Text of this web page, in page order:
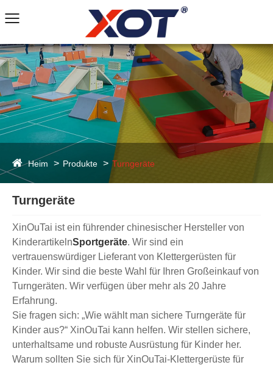
Heim Produkte Turngeräte
Turngeräte
XinOuTai ist ein führender chinesischer Hersteller von
KinderartikelnSportgeräte. Wir sind ein
vertrauenswürdiger Lieferant von Klettergerüsten für
Kinder. Wir sind die beste Wahl für Ihren Großeinkauf von
Turngeräten. Wir verfügen über mehr als 20 Jahre
Erfahrung.
Sie fragen sich: „Wie wählt man sichere Turngeräte für
Kinder aus?“ XinOuTai kann helfen. Wir stellen sichere,
unterhaltsame und robuste Ausrüstung für Kinder her.
Warum sollten Sie sich für XinOuTai-Klettergerüste für